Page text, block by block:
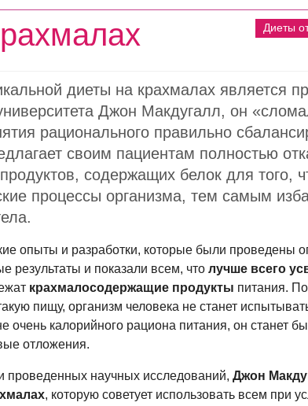
Диеты
диеты на крахмалах является
Джон Макдугалл, он
рационального правильно
своим пациентам полностью
содержащих белок для того,
процессы организма, тем самым
опыты и разработки, которые были проведены
результаты и показали всем, чтолучше всего
крахмалосодержащие продукты питания.
пищу, организм человека не станет
очень калорийного рациона питания, он станет
отложения.
проведенных научных исследований,Джон
, которую советует использовать всем при